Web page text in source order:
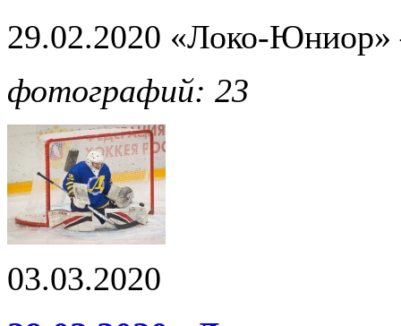
29.02.2020 «Локо-
фотографий: 23
03.03.2020